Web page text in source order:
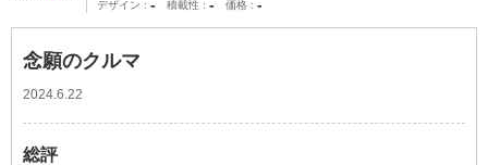
デザイン - 積載性 - 価格 -
念願のクルマ
2024.6.22
総評